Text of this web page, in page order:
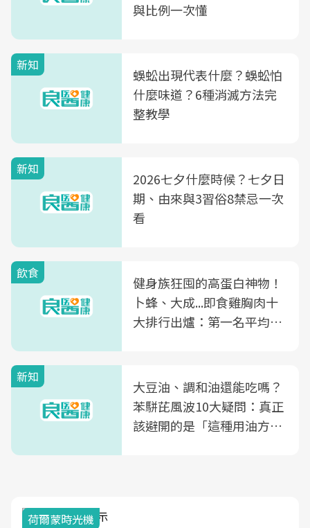
與比例一次懂
新知
蜈蚣出現代表什麼？蜈蚣怕
什麼味道？6種消滅方法完
整教學
新知
2026七夕什麼時候？七夕日
期、由來與3習俗8禁忌一次
看
飲食
健身族狂囤的高蛋白神物！
卜蜂、大成...即食雞胸肉十
大排行出爐：第一名平均一
新知
大豆油、調和油還能吃嗎？
苯駢芘風波10大疑問：真正
該避開的是「這種用油方
荷爾蒙時光機